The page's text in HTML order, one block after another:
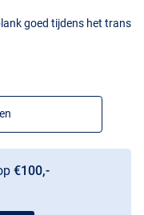
goed tijdens het trans
€100,-